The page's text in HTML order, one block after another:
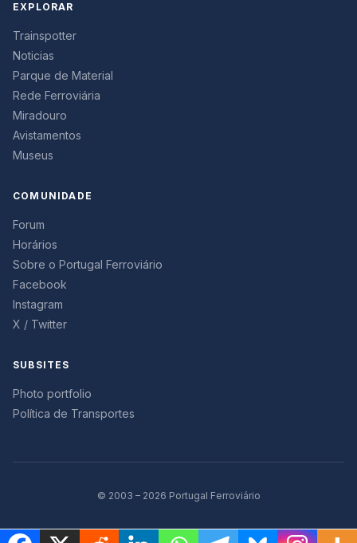
EXPLORAR
Trainspotter
Noticias
Parque de Material
Rede Ferroviária
Miradouro
Avistamentos
Museus
COMUNIDADE
Forum
Horários
Sobre o Portugal Ferroviário
Facebook
Instagram
X / Twitter
SUBSITES
Photo portfolio
Política de Transportes
© 2003 – 2026 Portugal Ferroviário